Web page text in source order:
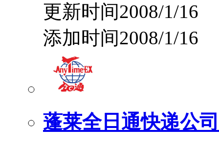
更新时间2008/1/16
添加时间2008/1/16
蓬莱全日通快递公司